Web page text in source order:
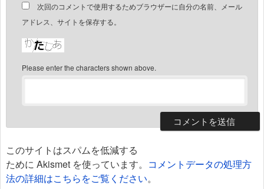
次回のコメントで使用するためブラウザーに自分の名前、メール
アドレス、サイトを保存する。
Please enter the characters shown above.
このサイトはスパムを低減する
ために Akismet を使っています。 コメントデータの処理方
法の詳細はこちらをご覧ください。